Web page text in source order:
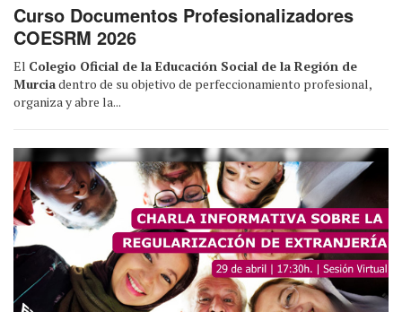
Curso Documentos Profesionalizadores
COESRM 2026
El Colegio Oficial de la Educación Social de la Región de
Murciadentro de su objetivo de perfeccionamiento profesional,
organiza y abre la...